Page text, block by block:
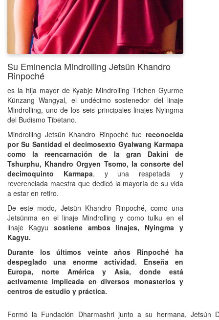
Su Eminencia Mindrolling Jetsün Khandro
Rinpoché
es la hija mayor de Kyabje Mindrolling Trichen Gyurme
Künzang Wangyal, el undécimo sostenedor del linaje
Mindrolling, uno de los seis principales linajes Nyingma
del Budismo Tibetano.
Mindrolling Jetsün Khandro Rinpoché fue reconocida
por Su Santidad el decimosexto Gyalwang Karmapa
como la reencarnación de la gran Dakini de
Tshurphu, Khandro Orgyen Tsomo, la consorte del
decimoquinto Karmapa, y una respetada y
reverenciada maestra que dedicó la mayoría de su vida
a estar en retiro.
De este modo, Jetsün Khandro Rinpoché, como una
Jetsünma en el linaje Mindrolling y como tulku en el
linaje Kagyu sostiene ambos linajes, Nyingma y
Kagyu.
Durante los últimos veinte años Rinpoché ha
despeglado una enorme actividad. Enseña en
Europa, norte América y Asia, donde está
activamente implicada en diversos monasterios y
centros de estudio y práctica.
Formó la Fundación Dharmashri junto a su hermana, Jetsún